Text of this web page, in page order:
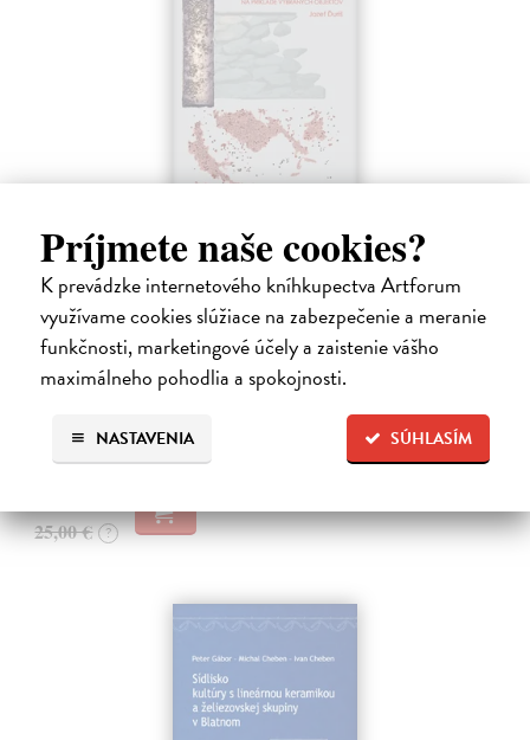
Príjmete naše cookies?
K prevádzke internetového kníhkupectva Artforum
využívame cookies slúžiace na zabezpečenie a meranie
funkčnosti, marketingové účely a zaistenie vášho
maximálneho pohodlia a spokojnosti.
SÚHLASÍM
NASTAVENIA
Využitie kamennej suroviny v
neolitických a eneolitických stavbách z
územia Slovenska
Ďuriš Jozef| Kniha
Monografia prináša prvú systematickú analýzu využívania kamennej
suroviny v sídliskovej architektúre neolitu a eneolitu na území
Slovenska. Na základe podrobnej analýzy 28 lokalít bolo
Zasielame do 14 dní
25,00 € ?